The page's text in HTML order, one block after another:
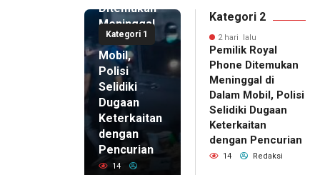
Kategori 1
Ditemukan
Meninggal
di Dalam
Mobil,
Polisi
Selidiki
Dugaan
Keterkaitan
dengan
Pencurian
14
Kategori 2
2 hari lalu
Pemilik Royal
Phone Ditemukan
Meninggal di
Dalam Mobil, Polisi
Selidiki Dugaan
Keterkaitan
dengan Pencurian
14 Redaksi